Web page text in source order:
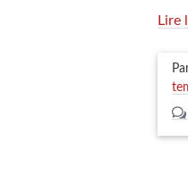
Lire